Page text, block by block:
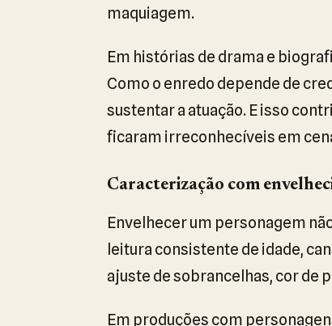
maquiagem.
Em histórias de drama e
Como o enredo depende de
sustentar a atuação. E isso
ficaram irreconhecíveis em
Caracterização com
Envelhecer um personagem
leitura consistente de idade,
ajuste de sobrancelhas, cor de
Em produções com